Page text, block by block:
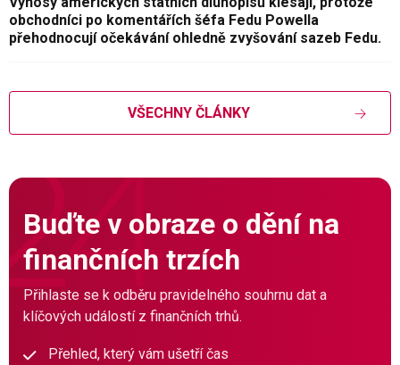
obchodníci po komentářích šéfa Fedu Powella
přehodnocují očekávání ohledně zvyšování sazeb Fedu.
VŠECHNY ČLÁNKY
Buďte v obraze o dění na
finančních trzích
Přihlaste se k odběru pravidelného souhrnu dat a
klíčových událostí z finančních trhů.
Přehled, který vám ušetří čas